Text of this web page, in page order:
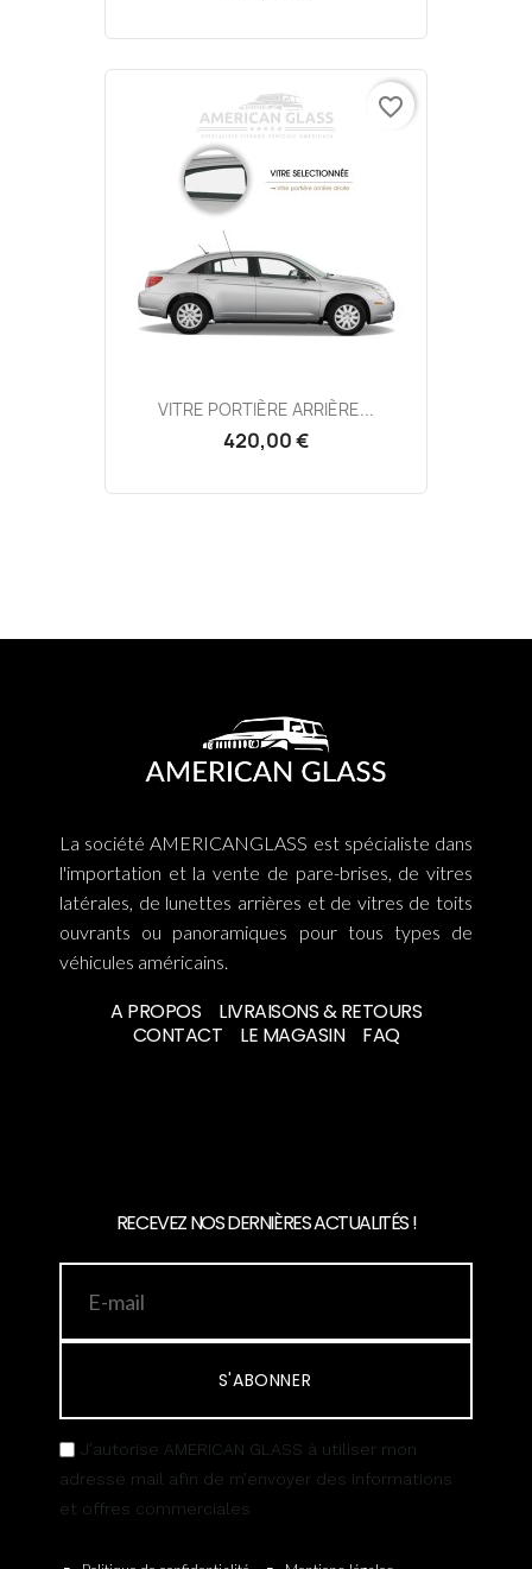
VITRE PORTIÈRE ARRIÈRE...
420,00 €
favorite_border
La société AMERICANGLASS est spécialiste dans
l'importation et la vente de pare-brises, de vitres
latérales, de lunettes arrières et de vitres de toits
ouvrants ou panoramiques pour tous types de
véhicules américains.
A PROPOS
LIVRAISONS & RETOURS
CONTACT
LE MAGASIN FAQ
RECEVEZ NOS DERNIÈRES ACTUALITÉS !
S'ABONNER
J’autorise AMERICAN GLASS à utiliser mon
adresse mail afin de m’envoyer des informations
et offres commerciales